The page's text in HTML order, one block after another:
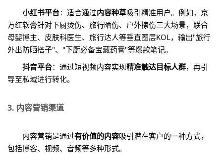
小红书平台：适合通过内容种草吸引精准用户。例如，京
万红软膏针对下厨烫伤、旅行晒伤、户外擦伤三大场景，联合
母婴博主、皮肤科医生、旅行达人等垂直圈层KOL，输出"旅行
外出防晒搭子"、"下厨必备宝藏药膏"等爆款笔记。
抖音平台：通过短视频内容实现精准触达目标人群，再引
导至私域进行转化。
3. 内容营销渠道
内容营销是通过有价值的内容吸引潜在客户的一种方式，
包括博客、视频、音频等多种形式。